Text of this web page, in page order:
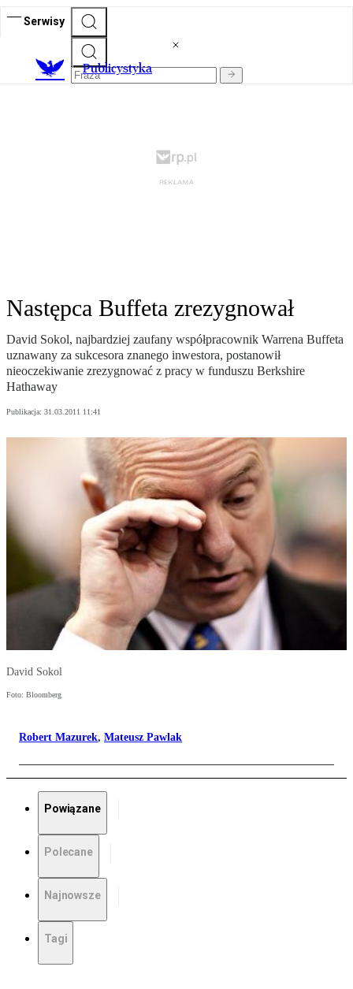
Serwisy
Publicystyka
Następca Buffeta zrezygnował
David Sokol, najbardziej zaufany współpracownik Warrena Buffeta
uznawany za sukcesora znanego inwestora, postanowił
nieoczekiwanie zrezygnować z pracy w funduszu Berkshire
Hathaway
Publikacja: 31.03.2011 11:41
David Sokol
Foto: Bloomberg
Robert Mazurek, Mateusz Pawlak
Powiązane
Polecane
Najnowsze
Tagi